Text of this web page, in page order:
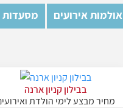
אולמות אירועים מסעדות
בבילון קניון ארנה
מחיר מבצע לימי הולדת